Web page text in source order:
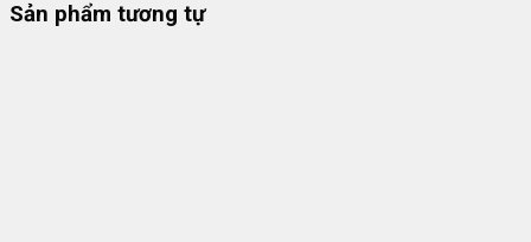
Sản phẩm tương tự